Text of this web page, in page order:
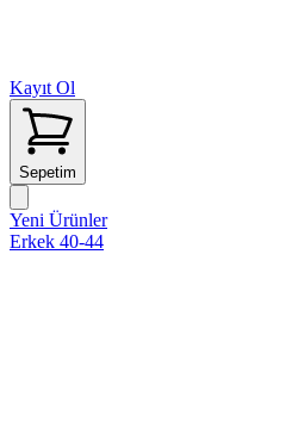
Kayıt Ol
Sepetim
Yeni Ürünler
Erkek 40-44